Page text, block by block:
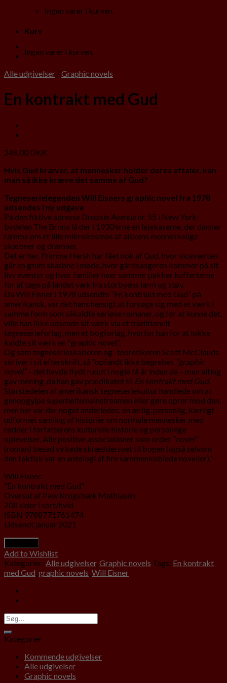
Ingen varer i kurven.
Kurv
Ingen varer i kurven.
Alle udgivelser /Graphic novels
En kontrakt med Gud
248,00 DKK
Hvis Gud kræver, at mennesker holder deres aftaler, kan
man så ikke kræve det samme af Gud?
Tegneserielegenden Will Eisners graphic novel fra 1978
udsendes i ny udgave
På den fiktive adresse Dropsie Avenue nr. 55 i New York-
bydelen The Bronx lå der i 1930’erne en lejekaserne, der danner
ramme om et lille mikrokosmos af alskens menneskelige
skæbner og dramaer.
Det er her, Frimme Hersh har fået nok af Gud, hvor viceværten
går en grum skæbne i møde, hvor gårdsangeren kommer på sit
livs eventyr og hvor familier hver sommer pakker kufferterne
for at tage på landet væk fra storbyens larm og støv.
Da Will Eisner i 1978 udsendte ”En kontrakt med Gud” på
amerikansk, var det hans hensigt at forsøge sig med et værk i
samme form som såkaldte seriøse romaner, og for at kunne det,
ville han ikke udsende sit værk via et traditionelt
tegneserieforlag, men et bogforlag, hvorfor han for at lokke
kaldte sit værk en ”graphic novel”.
Og som tegneserieskaberen og -teoretikeren Scott McClouds
skriver i sit efterskrift, så ”opfandt ikke begrebet ”graphic
novel”– det havde flydt rundt i nogle få år inden da – men alting
gav mening, da han gav prædika­tet til En kontrakt med Gud.
Størstedelen af amerikansk tegneseriekultur handlede om at
genopgylpe superheltemainstreamen eller gøre oprør mod den,
men her var der noget anderledes: en ærlig, personlig, kærligt
udformet samling af historier om normale mennesker med
rødder i forfatterens kulturelle historie og personlige
oplevelser. Alle positive associationer som ordet ”novel”
(roman) besad virkede skræddersyet til bogen (også selvom
den faktisk var en antologi af fire sammenkoblede noveller).”
Will Eisner:
“En kontrakt med Gud”
Oversat af Paw Krogsbæk Mathiasen
208 sider i sort/hvid
ISBN 9788771761474
Udsendt januar 2021
Add to Wishlist
Kategorier: Alle udgivelser,Graphic novels Tags: En kontrakt
med Gud,graphic novels,Will Eisner
Kategorier
Kommende udgivelser
Alle udgivelser
Graphic novels